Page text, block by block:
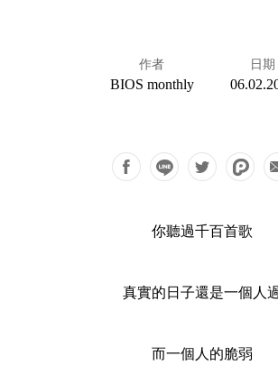
作者
BIOS monthly
日期
你聽過千百首歌
真實的日子還是一個人
而一個人的脆弱